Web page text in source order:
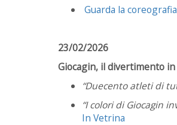
Guarda la
23/02/2026
Giocagin, il divertimento
“Duecento atleti di
“I colori di Giocagin
In Vetrina